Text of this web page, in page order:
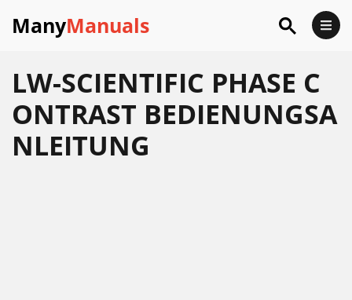
ManyManuals
LW-SCIENTIFIC PHASE C
ONTRAST BEDIENUNGSA
NLEITUNG